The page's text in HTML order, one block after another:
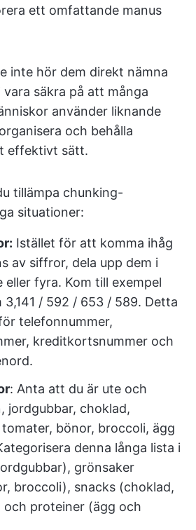
ett omfattande manus
inte hör dem direkt nämna
vara säkra på att många
använder liknande
och behålla
effektivt sätt.
tillämpa chunking-
situationer:
Istället för att komma ihåg
av siffror, dela upp dem i
eller fyra. Kom till exempel
3,141 / 592 / 653 / 589. Detta
telefonnummer,
kreditkortsnummer och
: Anta att du är ute och
jordgubbar, choklad,
bönor, broccoli, ägg
denna långa lista i
grönsaker
broccoli), snacks (choklad,
proteiner (ägg och